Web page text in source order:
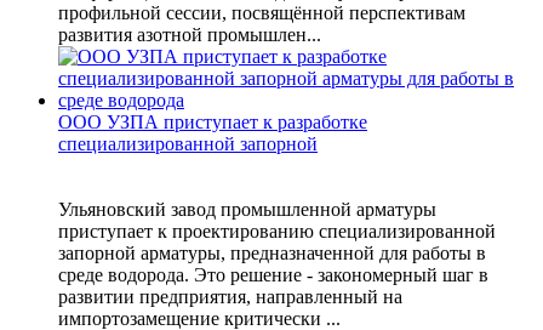
профильной сессии, посвящённой перспективам
развития азотной промышлен...
ООО УЗПА приступает к разработке
специализированной запорной
Ульяновский завод промышленной арматуры
приступает к проектированию специализированной
запорной арматуры, предназначенной для работы в
среде водорода. Это решение - закономерный шаг в
развитии предприятия, направленный на
импортозамещение критически ...